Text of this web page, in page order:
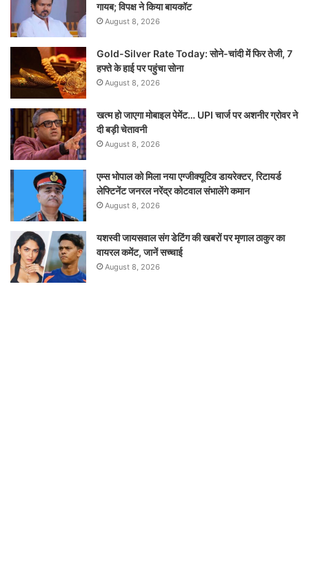
गायब; विपक्ष ने किया बायकॉट
August 8, 2026
Gold-Silver Rate Today: सोने-चांदी में फिर तेजी, 7
हफ्ते के हाई पर पहुंचा सोना
August 8, 2026
खत्म हो जाएगा मोबाइल पेमेंट… UPI चार्ज पर अशनीर ग्रोवर ने
दी बड़ी चेतावनी
August 8, 2026
एम्स भोपाल को मिला नया एग्जीक्यूटिव डायरेक्टर, रिटायर्ड
लेफ्टिनेंट जनरल नरेंद्र कोटवाल संभालेंगे कमान
August 8, 2026
यशस्वी जायसवाल संग डेटिंग की खबरों पर मृणाल ठाकुर का
वायरल कमेंट, जानें सच्चाई
August 8, 2026